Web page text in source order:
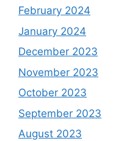
February 2024
January 2024
December 2023
November 2023
October 2023
September 2023
August 2023